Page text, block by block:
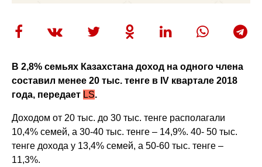
В 2,8% семьях Казахстана доход на одного члена
составил менее 20 тыс. тенге в IV квартале 2018
года, передает LS.
Доходом от 20 тыс. до 30 тыс. тенге располагали
10,4% семей, а 30-40 тыс. тенге – 14,9%. 40- 50 тыс.
тенге дохода у 13,4% семей, а 50-60 тыс. тенге –
11,3%.